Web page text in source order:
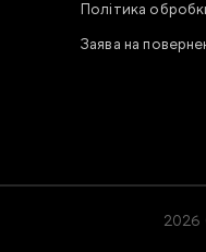
Політика
Заява на
2026